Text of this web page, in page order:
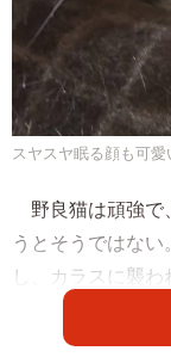
スヤスヤ眠る顔も可愛
野良猫は頑強で
うとそうではな
し、カラスに襲
をして生き延び